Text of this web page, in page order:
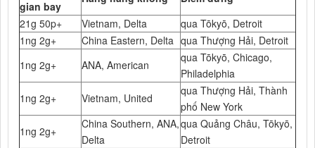
gian bay
21g 50p+
Vietnam, Delta
qua Tōkyō, Detroit
1ng 2g+
China Eastern, Delta qua Thượng Hải, Detroit
1ng 2g+
ANA, American
qua Tōkyō, Chicago,
Philadelphia
1ng 2g+
Vietnam, United
qua Thượng Hải, Thành
phố New York
1ng 2g+
China Southern, ANA,
Delta
qua Quảng Châu, Tōkyō,
Detroit